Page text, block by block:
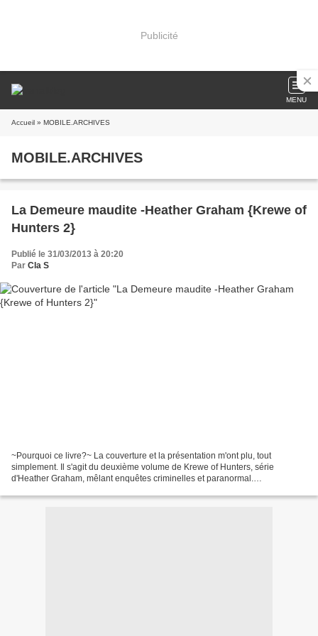
Publicité
MENU
Accueil » MOBILE.ARCHIVES
MOBILE.ARCHIVES
La Demeure maudite -Heather Graham {Krewe of
Hunters 2}
Publié le 31/03/2013 à 20:20
Par Cla S
~Pourquoi ce livre?~ La couverture et la présentation m'ont plu, tout
simplement. Il s'agit du deuxième volume de Krewe of Hunters, série
d'Heather Graham, mêlant enquêtes criminelles et paranormal.